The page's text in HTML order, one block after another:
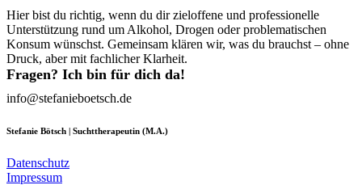
Hier bist du richtig, wenn du dir zieloffene und professionelle
Unterstützung rund um Alkohol, Drogen oder problematischen
Konsum wünschst. Gemeinsam klären wir, was du brauchst – ohne
Druck, aber mit fachlicher Klarheit.
Fragen? Ich bin für dich da!
info@stefanieboetsch.de
Stefanie Bötsch | Suchttherapeutin (M.A.)
Datenschutz
Impressum